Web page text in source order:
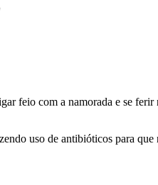
feio com a namorada e se
uso de antibióticos para